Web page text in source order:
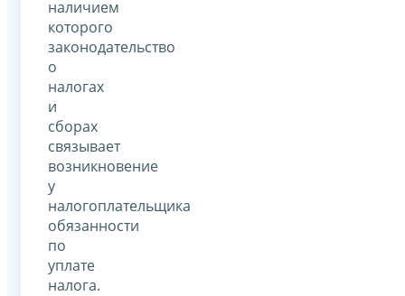
наличием
которого
законодательство
о
налогах
и
сборах
связывает
возникновение
у
налогоплательщика
обязанности
по
уплате
налога.